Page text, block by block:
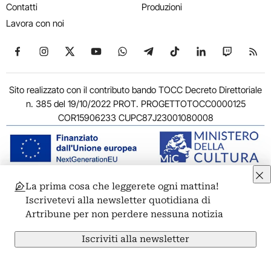
Contatti
Lavora con noi
Produzioni
Seguici su Facebook
Seguici su Instagram
Seguici su X
Seguici su YouTube
Seguici su WhatsApp
Seguici su Telegram
Seguici su TikTok
Seguici su
Seguici
Sito realizzato con il contributo bando TOCC Decreto Direttoriale
n. 385 del 19/10/2022 PROT. PROGETTOTOCC0000125
COR15906233 CUPC87J23001080008
© 2011-2026 ARTRIBUNE srl – Corso Vittorio Emanuele II, 287 –
00186 Roma - P.I. 11381581005
Privacy: Responsabile della protezione dei dati personali
ARTRIBUNE srl – Corso Vittorio Emanuele II, 287 – 00186 Roma
Termini e condizioniPrivacy PolicyCookie PolicyCredits
La prima cosa che leggerete ogni mattina!
Iscrivetevi alla newsletter quotidiana di
Artribune per non perdere nessuna notizia
Iscriviti alla newsletter